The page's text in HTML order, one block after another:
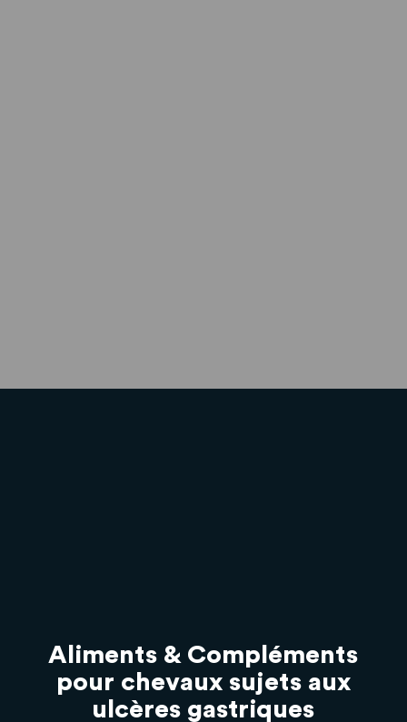
Aliments & Compléments
pour chevaux sujets aux
ulcères gastriques